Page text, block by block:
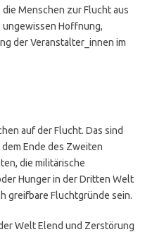
Menschen zur Flucht aus
Hoffnung,
der Veranstalter_innen im
auf der Flucht. Das sind
Ende des Zweiten
die militärische
Hunger in der Dritten Welt
greifbare Fluchtgründe sein.
Welt Elend und Zerstörung